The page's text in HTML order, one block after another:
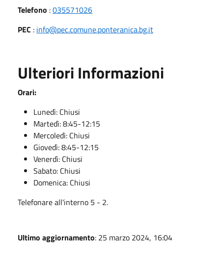
Telefono :035571026
PEC : info@pec.comune.ponteranica.bg.it
Ulteriori Informazioni
Orari:
Lunedì: Chiusi
Martedì: 8:45-12:15
Mercoledì: Chiusi
Giovedì: 8:45-12:15
Venerdì: Chiusi
Sabato: Chiusi
Domenica: Chiusi
Telefonare all'interno 5 - 2.
Ultimo aggiornamento: 25 marzo 2024, 16:04